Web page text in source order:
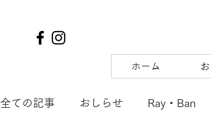
ホーム
全ての記事 おしらせ Ray・Ban